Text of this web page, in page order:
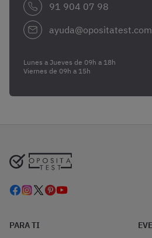
91 904 07 98
ayuda@opositatest.com
Lunes a Jueves de 09h a 18h
Viernes de 09h a 15h